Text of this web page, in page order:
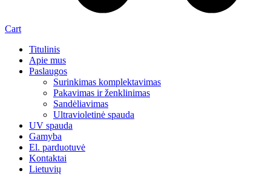
Cart
Titulinis
Apie mus
Paslaugos
Surinkimas komplektavimas
Pakavimas ir ženklinimas
Sandėliavimas
Ultravioletinė spauda
UV spauda
Gamyba
El. parduotuvė
Kontaktai
Lietuvių